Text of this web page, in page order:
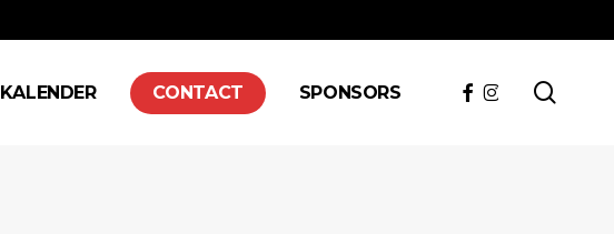
KALENDER CONTACT SPONSORS FACEBOOK
INSTAGRAM